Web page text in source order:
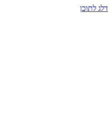
דלג לתוכן